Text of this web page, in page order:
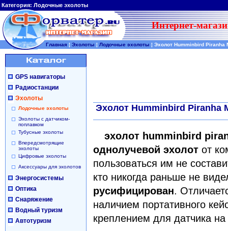
Категория: Лодочные эхолоты
Интернет-
Главная ¦ Эхолоты ¦ Лодочные эхолоты ¦ Эхолот Humminbird Piranha
GPS навигаторы
Радиостанции
Эхолоты
Лодочные эхолоты
Эхолоты с датчиком-
поплавком
Тубусные эхолоты
Впередсмотрящие
эхолоты
Цифровые эхолоты
Аксессуары для эхолотов
Энергосистемы
Оптика
Снаряжение
Водный туризм
Автотуризм
Эхолот Humminbird Piranha
эхолот humminbird
однолучевой эхолот от
пользоваться им не
кто никогда раньше не
русифицирован.
наличием портативного
креплением для датчика на